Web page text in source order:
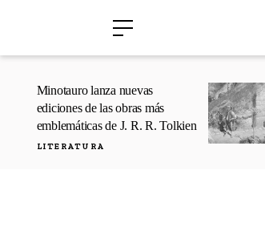
Minotauro lanza nuevas
ediciones de las obras más
emblemáticas de J. R. R. Tolkien
LITERATURA
›